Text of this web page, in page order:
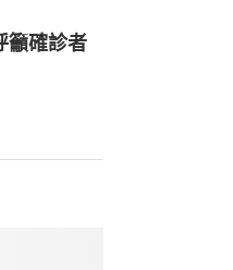
籲確診者